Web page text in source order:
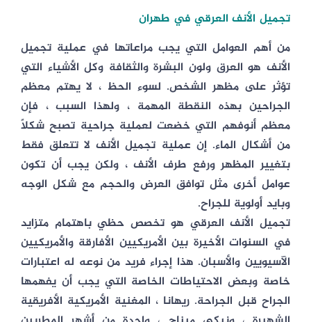
تجميل الأنف العرقي في طهران
من أهم العوامل التي يجب مراعاتها في عملية تجميل
الأنف هو العرق ولون البشرة والثقافة وكل الأشياء التي
تؤثر على مظهر الشخص. لسوء الحظ ، لا يهتم معظم
الجراحين بهذه النقطة المهمة ، ولهذا السبب ، فإن
معظم أنوفهم التي خضعت لعملية جراحية تصبح شكلاً
من أشكال الماء. إن عملية تجميل الأنف لا تتعلق فقط
بتغيير المظهر ورفع طرف الأنف ، ولكن يجب أن تكون
عوامل أخرى مثل توافق العرض والحجم مع شكل الوجه
وباید أولوية للجراح.
تجميل الأنف العرقي هو تخصص حظي باهتمام متزايد
في السنوات الأخيرة بين الأمريكيين الأفارقة والأمريكيين
الآسيويين والأسبان. هذا إجراء فريد من نوعه له اعتبارات
خاصة وبعض الاحتياطات الخاصة التي يجب أن يفهمها
الجراح قبل الجراحة. ريهانا ، المغنية الأمريكية الأفريقية